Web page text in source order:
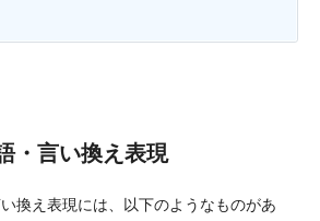
・言い換え表現
い換え表現には、以下のようなものがあ